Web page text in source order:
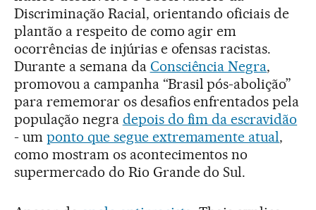
Discriminação Racial, orientando oficiais de
plantão a respeito de como agir em
ocorrências de injúrias e ofensas racistas.
Durante a semana da Consciência Negra,
promovou a campanha “Brasil pós-abolição”
para rememorar os desafios enfrentados pela
população negra depois do fim da escravidão
- um ponto que segue extremamente atual,
como mostram os acontecimentos no
supermercado do Rio Grande do Sul.